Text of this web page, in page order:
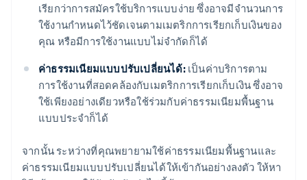
เรียกว่าการสมัครใช้บริการแบบง่าย ซึ่งอาจมีจำนวนการ
ใช้งานกำหนดไว้ชัดเจนตามเมตริกการเรียกเก็บเงินของ
คุณ หรือมีการใช้งานแบบไม่จำกัดก็ได้
ค่าธรรมเนียมแบบปรับเปลี่ยนได้:เป็นค่าบริการตาม
การใช้งานที่สอดคล้องกับเมตริกการเรียกเก็บเงิน ซึ่งอาจ
ใช้เพียงอย่างเดียวหรือใช้ร่วมกับค่าธรรมเนียมพื้นฐาน
แบบประจำก็ได้
จากนั้น ระหว่างที่คุณพยายามใช้ค่าธรรมเนียมพื้นฐานและ
ค่าธรรมเนียมแบบปรับเปลี่ยนได้ให้เข้ากันอย่างลงตัว ให้หา